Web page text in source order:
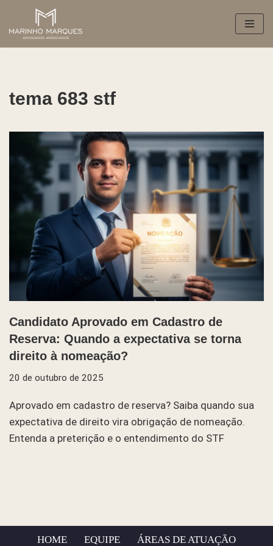
Pular
para
tema 683 stf
Candidato Aprovado em Cadastro de
Reserva: Quando a expectativa se torna
direito à nomeação?
20 de outubro de 2025
Aprovado em cadastro de reserva? Saiba quando sua
expectativa de direito vira obrigação de nomeação.
Entenda a preterição e o entendimento do STF
HOME EQUIPE ÁREAS DE ATUAÇÃO